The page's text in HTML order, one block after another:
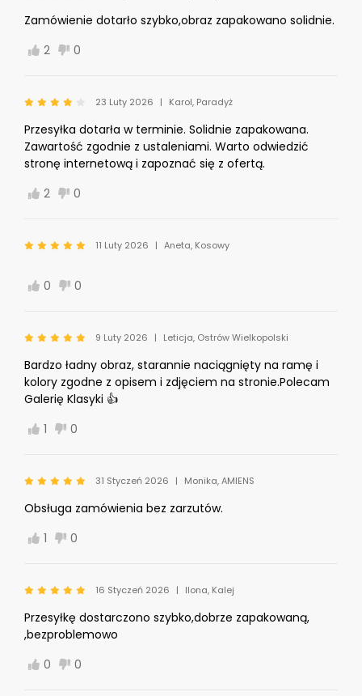
Zamówienie dotarło szybko,obraz zapakowano solidnie.
2
0
23 Luty 2026 Karol, Paradyż
Przesyłka dotarła w terminie. Solidnie zapakowana.
Zawartość zgodnie z ustaleniami. Warto odwiedzić
stronę internetową i zapoznać się z ofertą.
2
0
11 Luty 2026 Aneta, Kosowy
0 0
9 Luty 2026 Leticja, Ostrów Wielkopolski
Bardzo ładny obraz, starannie naciągnięty na ramę i
kolory zgodne z opisem i zdjęciem na stronie.Polecam
Galerię Klasyki 👍
1
0
31 Styczeń 2026 Monika, AMIENS
Obsługa zamówienia bez zarzutów.
1
0
16 Styczeń 2026 Ilona, Kalej
Przesyłkę dostarczono szybko,dobrze zapakowaną,
,bezproblemowo
0
0